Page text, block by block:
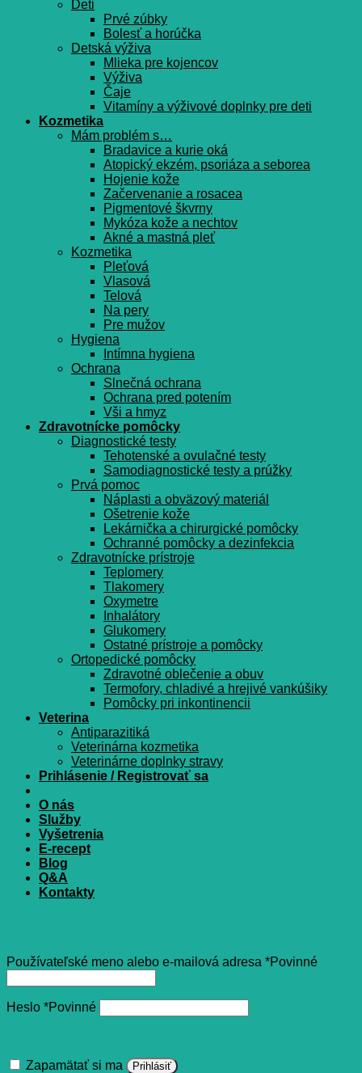
Deti
Prvé zúbky
Bolesť a horúčka
Detská výživa
Mlieka pre kojencov
Výživa
Čaje
Vitamíny a výživové doplnky pre deti
Kozmetika
Mám problém s…
Bradavice a kurie oká
Atopický ekzém, psoriáza a seborea
Hojenie kože
Začervenanie a rosacea
Pigmentové škvrny
Mykóza kože a nechtov
Akné a mastná pleť
Kozmetika
Pleťová
Vlasová
Telová
Na pery
Pre mužov
Hygiena
Intímna hygiena
Ochrana
Slnečná ochrana
Ochrana pred potením
Vši a hmyz
Zdravotnícke pomôcky
Diagnostické testy
Tehotenské a ovulačné testy
Samodiagnostické testy a prúžky
Prvá pomoc
Náplasti a obväzový materiál
Ošetrenie kože
Lekárnička a chirurgické pomôcky
Ochranné pomôcky a dezinfekcia
Zdravotnícke prístroje
Teplomery
Tlakomery
Oxymetre
Inhalátory
Glukomery
Ostatné prístroje a pomôcky
Ortopedické pomôcky
Zdravotné oblečenie a obuv
Termofory, chladivé a hrejivé vankúšiky
Pomôcky pri inkontinencii
Veterina
Antiparazitiká
Veterinárna kozmetika
Veterinárne doplnky stravy
Prihlásenie / Registrovať sa
O nás
Služby
Vyšetrenia
E-recept
Blog
Q&A
Kontakty
Používateľské meno alebo e-mailová adresa *Povinné
Heslo *Povinné
Zapamätať si ma Prihlásiť